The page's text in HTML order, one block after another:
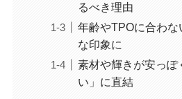
るべき理由
年齢やTPOに合わ
な印象に
素材や輝きが安っぽ
い」に直結